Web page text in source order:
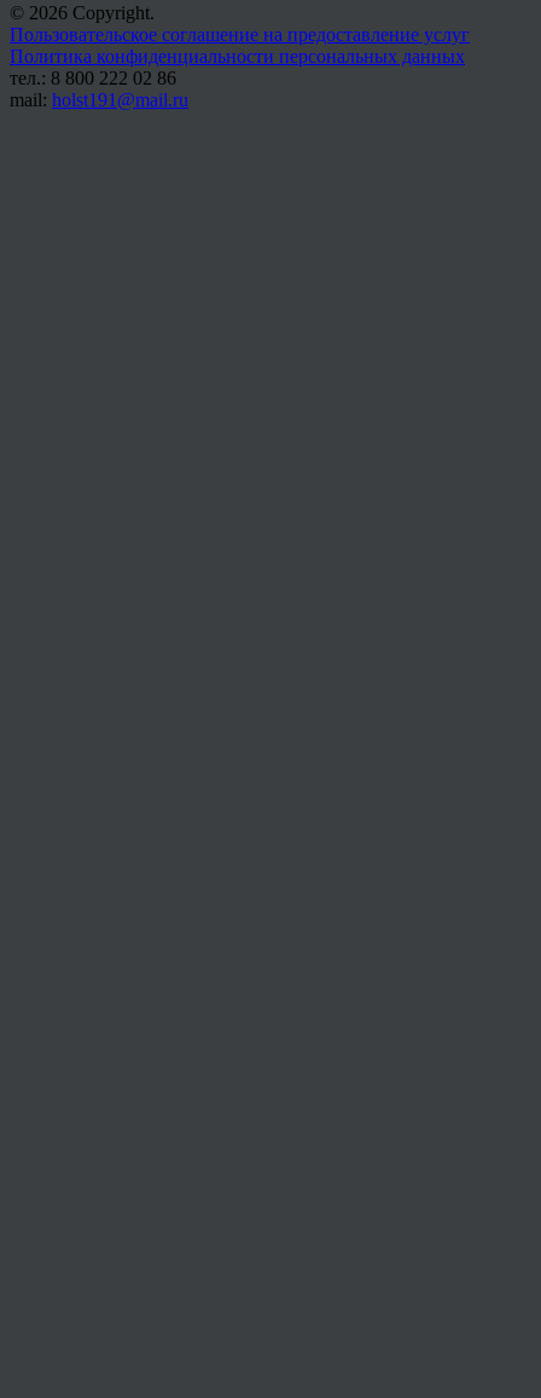
© 2026 Copyright.
Пользовательское соглашение на предоставление услуг
Политика конфиденциальности персональных данных
тел.: 8 800 222 02 86
mail: holst191@mail.ru